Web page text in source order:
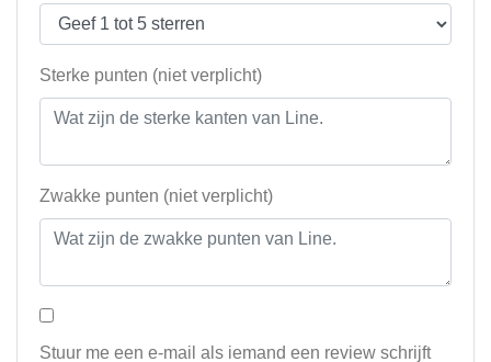
Sterke punten (niet verplicht)
Zwakke punten (niet verplicht)
Stuur me een e-mail als iemand een review schrijft